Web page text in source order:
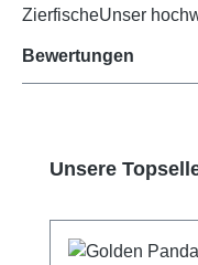
ZierfischeUnser
Bewertungen
Produktgalerie
Unsere